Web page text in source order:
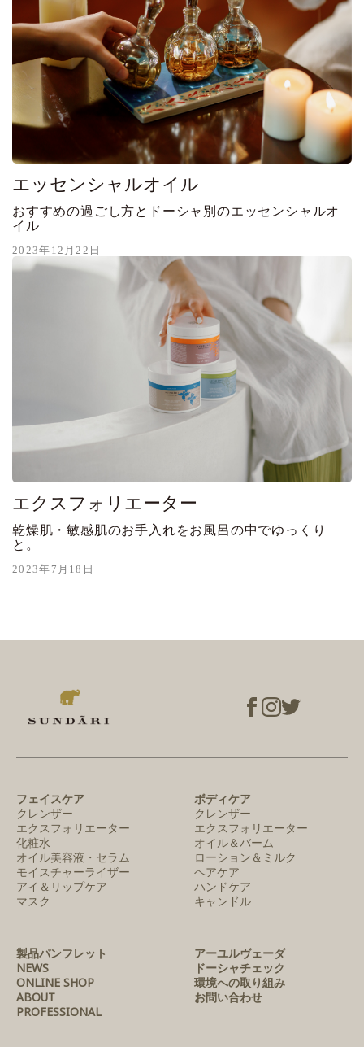
エッセンシャルオイル
おすすめの過ごし方とドーシャ別のエッセンシャルオ
イル
2023年12月22日
エクスフォリエーター
乾燥肌・敏感肌のお手入れをお風呂の中でゆっくり
と。
2023年7月18日
フェイスケア
クレンザー
エクスフォリエーター
化粧水
オイル美容液・セラム
モイスチャーライザー
アイ＆リップケア
マスク
ボディケア
クレンザー
エクスフォリエーター
オイル＆バーム
ローション＆ミルク
ヘアケア
ハンドケア
キャンドル
製品パンフレット
NEWS
ONLINE SHOP
ABOUT
PROFESSIONAL
アーユルヴェーダ
ドーシャチェック
環境への取り組み
お問い合わせ